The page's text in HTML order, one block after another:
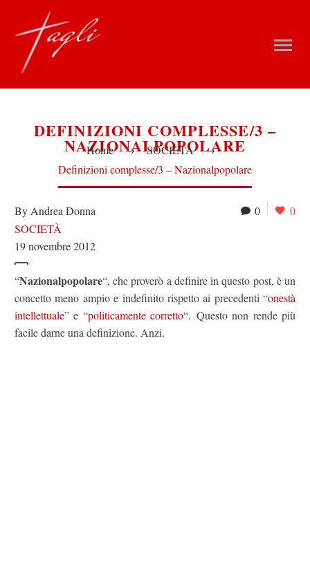
DEFINIZIONI COMPLESSE/3 –
NAZIONALPOPOLARE
Home
SOCIETÀ
Definizioni complesse/3 – Nazionalpopolare
0 0
By Andrea Donna
SOCIETÀ
19 novembre 2012
“Nazionalpopolare“, che proverò a definire in questo post, è un
concetto meno ampio e indefinito rispetto ai precedenti “onestà
intellettuale” e “politicamente corretto“. Questo non rende più
facile darne una definizione. Anzi.